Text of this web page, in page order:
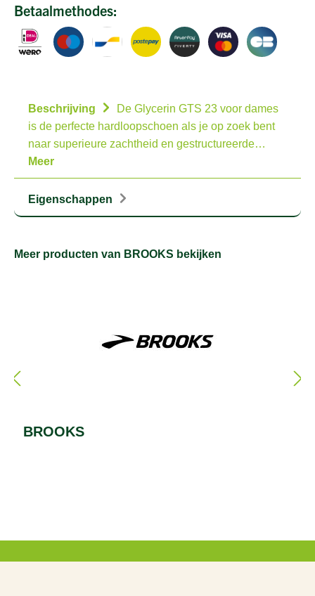
Betaalmethodes:
Beschrijving
De Glycerin GTS 23 voor dames
is de perfecte hardloopschoen als je op zoek bent
naar superieure zachtheid en gestructureerde…
Meer
Eigenschappen
Meer producten van BROOKS bekijken
BROOKS